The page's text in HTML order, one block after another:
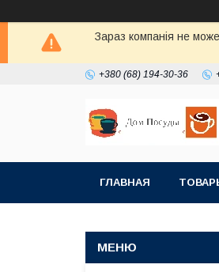
Зараз компанія не
+380 (68) 194-30-36
ГЛАВНАЯ